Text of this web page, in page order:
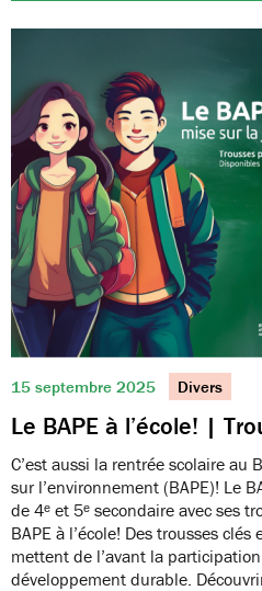
15 septembre 2025 Divers
Le BAPE à l’école! |
C’est aussi la rentrée scolaire au
sur l’environnement (BAPE)! Le
de 4ᵉ et 5ᵉ secondaire avec ses
BAPE à l’école! Des trousses
mettent de l’avant la
développement durable.